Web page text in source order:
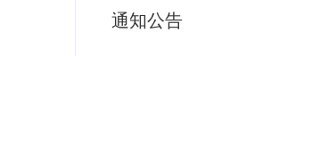
通知公告